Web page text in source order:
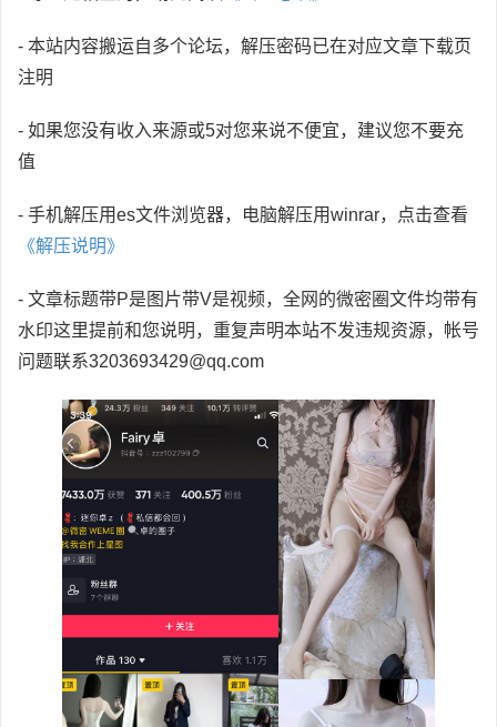
- 本站内容搬运自多个论坛，解压密码已在对应文章下载页
注明
- 如果您没有收入来源或5对您来说不便宜，建议您不要充
值
- 手机解压用es文件浏览器，电脑解压用winrar，点击查看
《解压说明》
- 文章标题带P是图片带V是视频，全网的微密圈文件均带有
水印这里提前和您说明，重复声明本站不发违规资源，帐号
问题联系3203693429@qq.com